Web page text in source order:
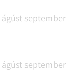
ágúst september
ágúst september